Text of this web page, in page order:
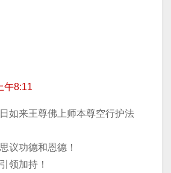
午8:11
如来王尊佛上师本尊空行护法
议功德和恩德！
领加持！